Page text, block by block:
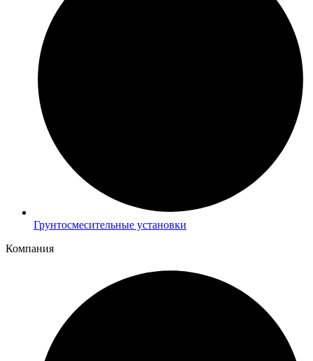
Грунтосмесительные установки
Компания